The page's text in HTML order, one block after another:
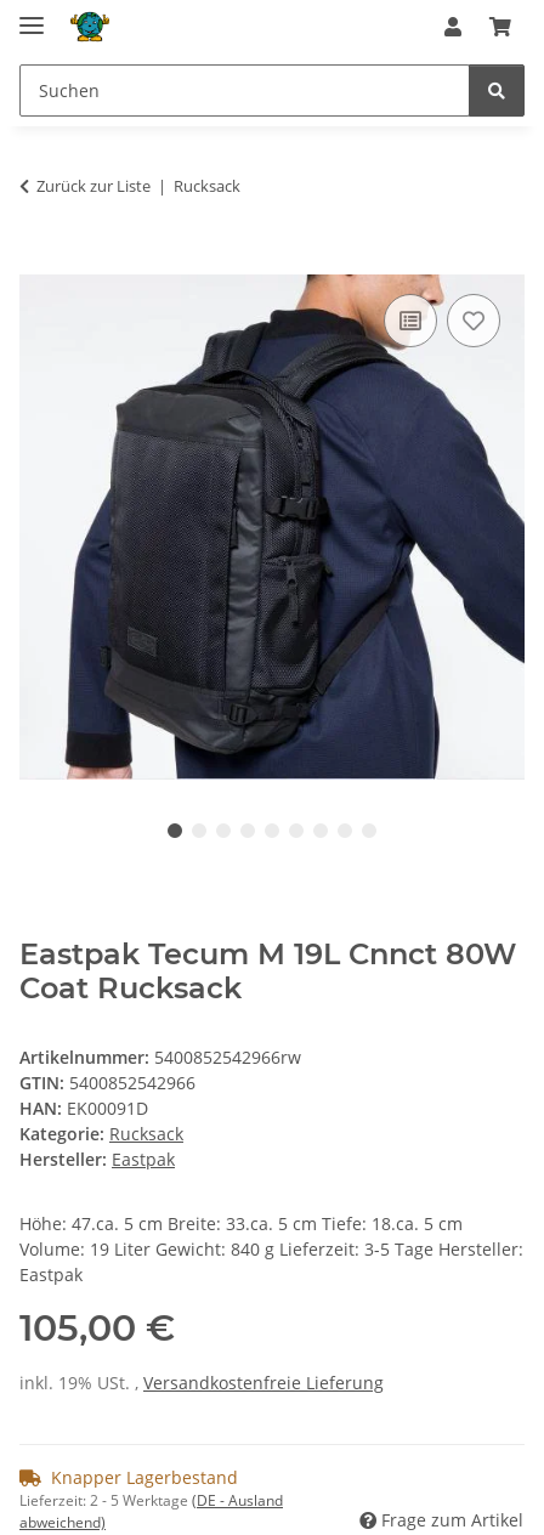
Zurück zur Liste Rucksack
Eastpak Tecum M 19L Cnnct 80W
Coat Rucksack
Artikelnummer: 5400852542966rw
GTIN: 5400852542966
HAN: EK00091D
Kategorie: Rucksack
Hersteller: Eastpak
Höhe: 47.ca. 5 cm Breite: 33.ca. 5 cm Tiefe: 18.ca. 5 cm
Volume: 19 Liter Gewicht: 840 g Lieferzeit: 3-5 Tage Hersteller:
Eastpak
105,00 €
inkl. 19% USt. , Versandkostenfreie Lieferung
Knapper Lagerbestand
Lieferzeit:2 - 5 Werktage (DE - Ausland
abweichend)
Frage zum Artikel